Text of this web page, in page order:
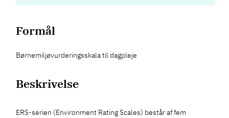
Formål
Børnemiljøvurderingsskala til dagpleje
Beskrivelse
ERS-serien (Environment Rating Scales) består af fem